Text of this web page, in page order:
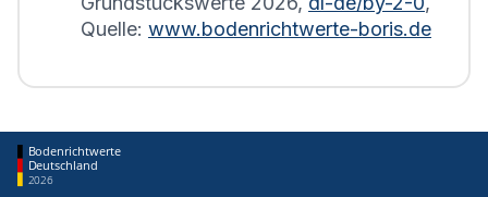
Quelle: www.bodenrichtwerte-boris.de
Bodenrichtwerte
Deutschland
2026